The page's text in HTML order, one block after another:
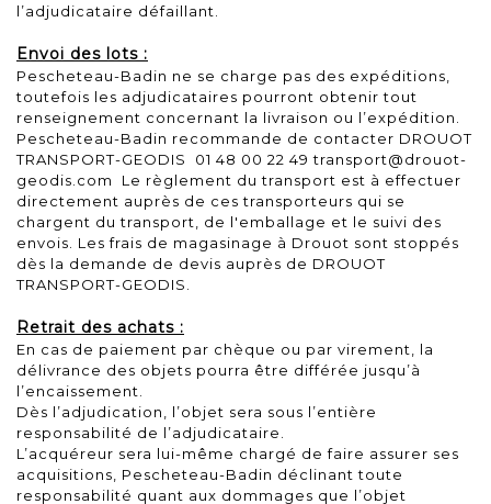
l’adjudicataire défaillant.
Envoi des lots :
Pescheteau-Badin ne se charge pas des expéditions,
toutefois les adjudicataires pourront obtenir tout
renseignement concernant la livraison ou l’expédition.
Pescheteau-Badin recommande de contacter DROUOT
TRANSPORT-GEODIS 01 48 00 22 49 transport@drouot-
geodis.com Le règlement du transport est à effectuer
directement auprès de ces transporteurs qui se
chargent du transport, de l'emballage et le suivi des
envois. Les frais de magasinage à Drouot sont stoppés
dès la demande de devis auprès de DROUOT
TRANSPORT-GEODIS.
Retrait des achats :
En cas de paiement par chèque ou par virement, la
délivrance des objets pourra être différée jusqu’à
l’encaissement.
Dès l’adjudication, l’objet sera sous l’entière
responsabilité de l’adjudicataire.
L’acquéreur sera lui-même chargé de faire assurer ses
acquisitions, Pescheteau-Badin déclinant toute
responsabilité quant aux dommages que l’objet